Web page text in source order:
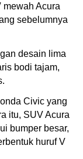
mewah Acura
sebelumnya
desain lima
bodi tajam,
Civic yang
itu, SUV Acura
bumper besar,
huruf V